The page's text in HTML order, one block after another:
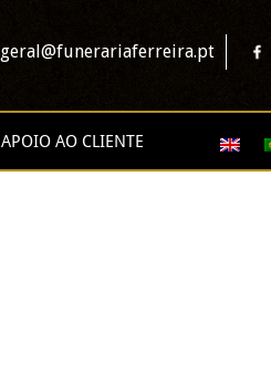
geral@funerariaferreira.pt
APOIO AO CLIENTE